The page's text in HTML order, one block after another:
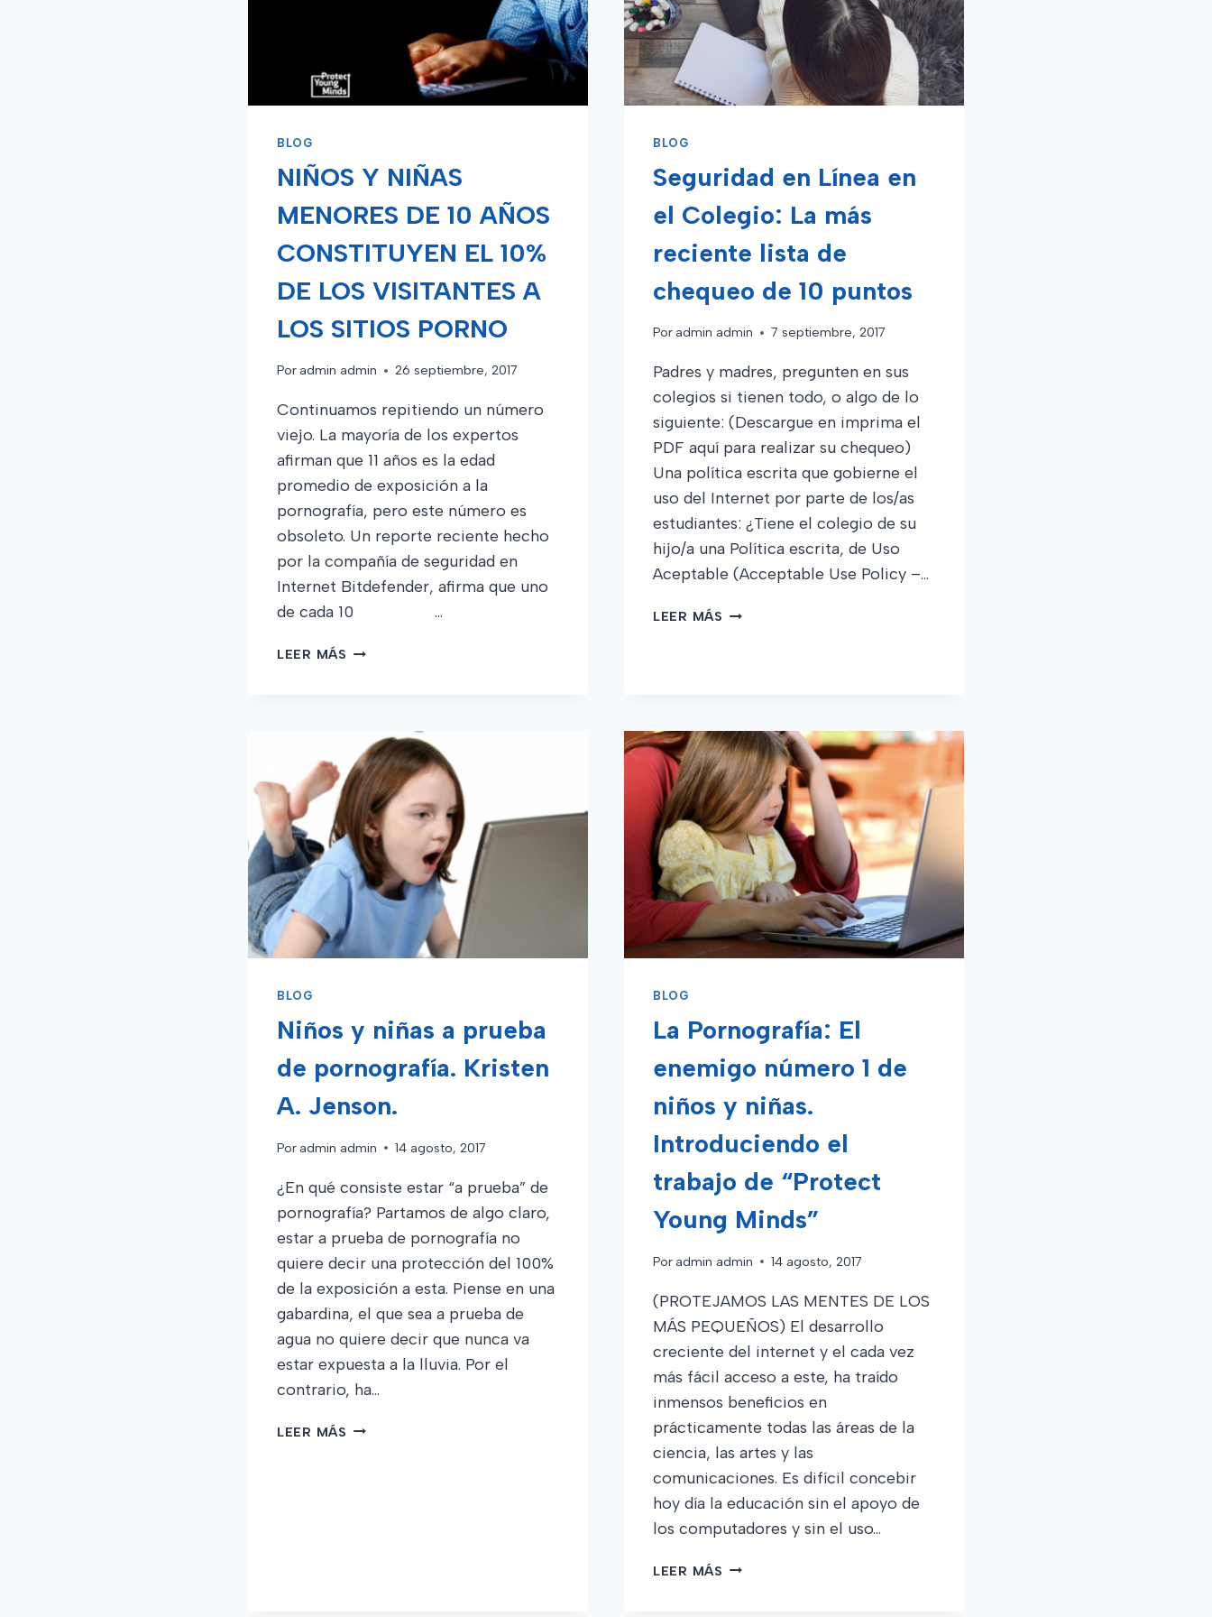
BLOG
NIÑOS Y NIÑAS
MENORES DE 10 AÑOS
CONSTITUYEN EL 10%
DE LOS VISITANTES A
LOS SITIOS PORNO
Por admin admin 26 septiembre, 2017
Continuamos repitiendo un número
viejo. La mayoría de los expertos
afirman que 11 años es la edad
promedio de exposición a la
pornografía, pero este número es
obsoleto. Un reporte reciente hecho
por la compañía de seguridad en
Internet Bitdefender, afirma que uno
de cada 10 …
LEER MÁS NIÑOS
10
AÑOS
CONSTITUYEN
EL
10%
DE
LOS
VISITANTES
A
LOS
SITIOS
BLOG
Seguridad en Línea en
el Colegio: La más
reciente lista de
chequeo de 10 puntos
Por admin admin 7 septiembre, 2017
Padres y madres, pregunten en sus
colegios si tienen todo, o algo de lo
siguiente: (Descargue en imprima el
PDF aquí para realizar su chequeo)
Una política escrita que gobierne el
uso del Internet por parte de los/as
estudiantes: ¿Tiene el colegio de su
hijo/a una Política escrita, de Uso
Aceptable (Acceptable Use Policy –…
LEER MÁS SEGURIDAD
LA
MÁS
RECIENTE
LISTA
DE
CHEQUEO
DE
10
PUNTOS
BLOG
Niños y niñas a prueba
de pornografía. Kristen
A. Jenson.
Por admin admin 14 agosto, 2017
¿En qué consiste estar “a prueba” de
pornografía? Partamos de algo claro,
estar a prueba de pornografía no
quiere decir una protección del 100%
de la exposición a esta. Piense en una
gabardina, el que sea a prueba de
agua no quiere decir que nunca va
estar expuesta a la lluvia. Por el
contrario, ha…
LEER MÁS NIÑOS
BLOG
La Pornografía: El
enemigo número 1 de
niños y niñas.
Introduciendo el
trabajo de “Protect
Young Minds”
Por admin admin 14 agosto, 2017
(PROTEJAMOS LAS MENTES DE LOS
MÁS PEQUEÑOS) El desarrollo
creciente del internet y el cada vez
más fácil acceso a este, ha traído
inmensos beneficios en
prácticamente todas las áreas de la
ciencia, las artes y las
comunicaciones. Es difícil concebir
hoy día la educación sin el apoyo de
los computadores y sin el uso…
LEER MÁS LA